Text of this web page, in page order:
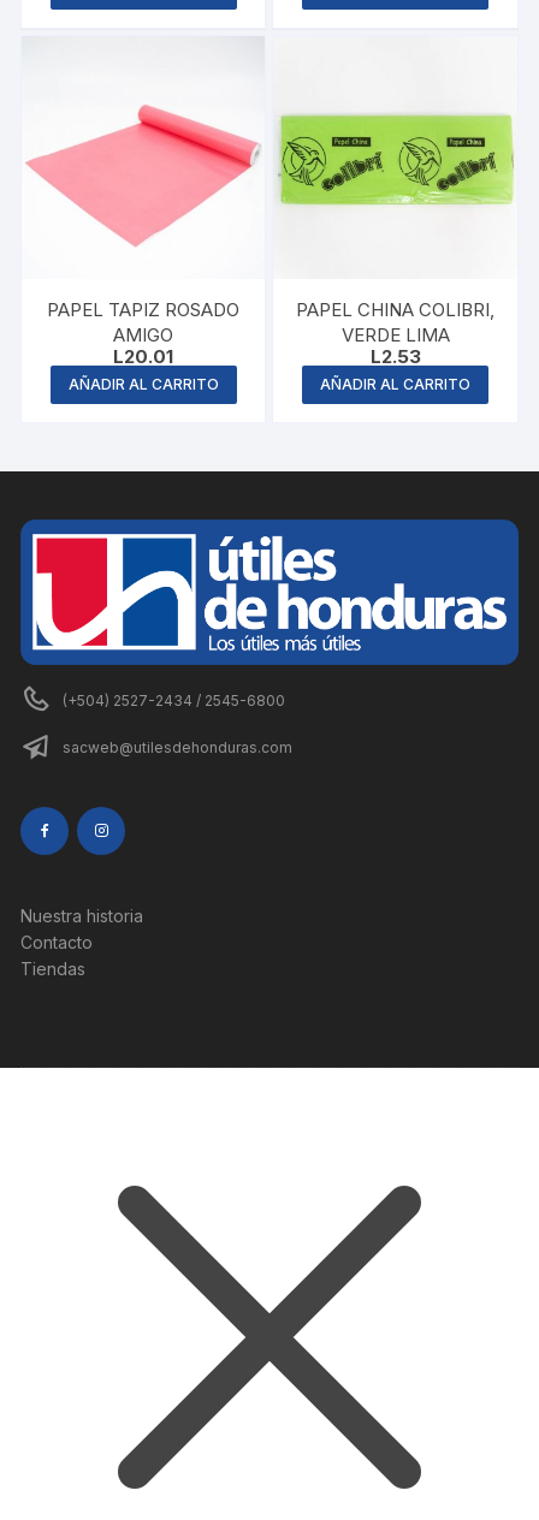
PAPEL TAPIZ ROSADO
AMIGO
L20.01
AÑADIR AL CARRITO
PAPEL CHINA COLIBRI,
VERDE LIMA
L2.53
AÑADIR AL CARRITO
(+504) 2527-2434 / 2545-6800
sacweb@utilesdehonduras.com
Nuestra historia
Contacto
Tiendas